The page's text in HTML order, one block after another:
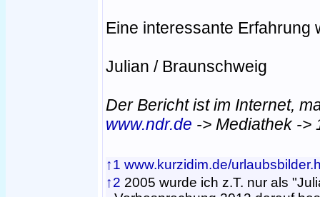
Eine interessante Erfahrung
Julian / Braunschweig
Der Bericht ist im Internet,
www.ndr.de -> Mediathek ->
↑1 www.kurzidim.de/
↑2 2005 wurde ich z.T. nur als